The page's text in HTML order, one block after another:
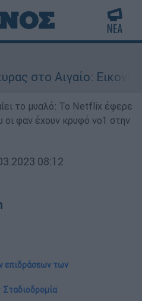
Εικονική
το μυαλό: Το Netflix έφερε
οι φαν έχουν κρυφό νο1 στην
08:12
επιδράσεων των
Σταδιοδρομία